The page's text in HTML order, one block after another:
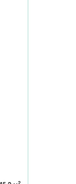
2